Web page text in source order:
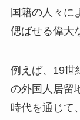
国籍の人々に
偲ばせる偉大
例えば、19世
の外国人居留
時代を通じて